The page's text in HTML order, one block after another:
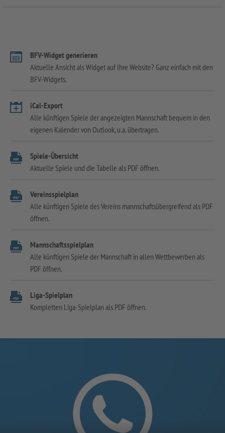
BFV-Widget generieren
Aktuelle Ansicht als Widget auf Ihre Website? Ganz einfach mit den
BFV-Widgets.
iCal-Export
Alle künftigen Spiele der angezeigten Mannschaft bequem in den
eigenen Kalender von Outlook, u.a. übertragen.
Spiele-Übersicht
Aktuelle Spiele und die Tabelle als PDF öffnen.
Vereinsspielplan
Alle künftigen Spiele des Vereins mannschaftsübergreifend als PDF
öffnen.
Mannschaftsspielplan
Alle künftigen Spiele der Mannschaft in allen Wettbewerben als
PDF öffnen.
Liga-Spielplan
Kompletten Liga-Spielplan als PDF öffnen.